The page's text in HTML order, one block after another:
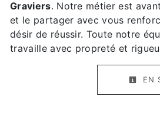
Graviers. Notre métier est
et le partager avec vous
désir de réussir. Toute notre
travaille avec propreté et
EN